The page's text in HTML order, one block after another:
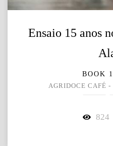
Ensaio 15 anos
BOOK
AGRIDOCE CAFÉ -
824